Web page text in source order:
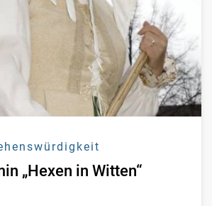
„Hexen in Witten“